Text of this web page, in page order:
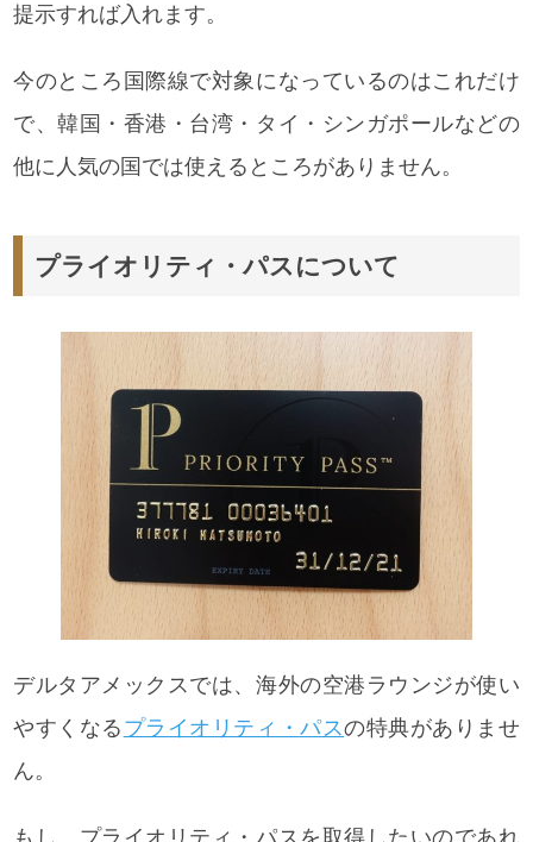
提示すれば入れます。
今のところ国際線で対象になっているのはこれだけ
で、韓国・香港・台湾・タイ・シンガポールなどの
他に人気の国では使えるところがありません。
プライオリティ・パスについて
デルタアメックスでは、海外の空港ラウンジが使い
やすくなる プライオリティ・パスの特典がありませ
ん。